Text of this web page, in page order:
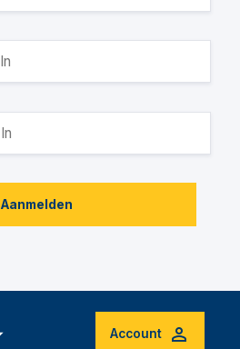
Aanmelden
Account